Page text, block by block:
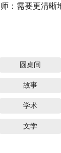
师：需要更清晰
圆桌间
故事
学术
文学